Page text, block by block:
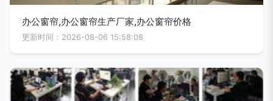
办公窗帘,办公窗帘生产厂家,办公窗帘价格
更新时间：2026-08-06 15:58:08